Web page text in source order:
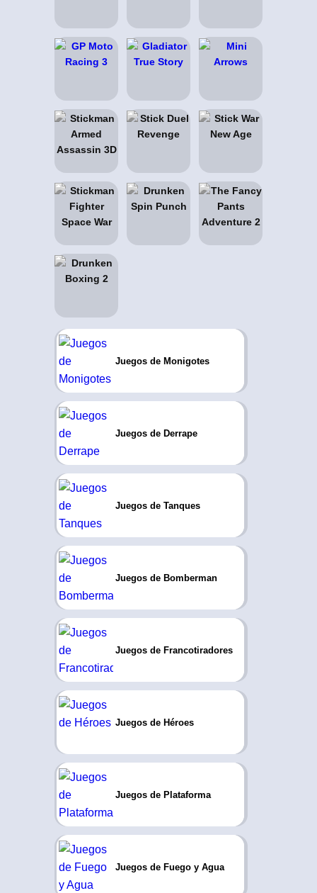
Juegos de Monigotes
Juegos de Derrape
Juegos de Tanques
Juegos de Bomberman
Juegos de Francotiradores
Juegos de Héroes
Juegos de Plataforma
Juegos de Fuego y Agua